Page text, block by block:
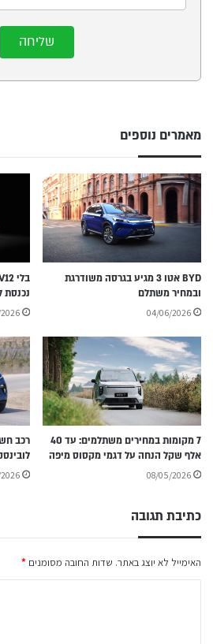
שליחה
מאמרים נוספים
BYD אטו 3 מגיע בגרסה משודרגת
ובמחיר משתלם
04/06/2026
נכנסת
7 מקומות במחירים משתלמים: עד 40
אלף שקל הנחה על דגמי מקסוס מיפה
08/05/2026
לובינסקי
כתיבת תגובה
האימייל לא יוצג באתר. שדות החובה מסומנים *